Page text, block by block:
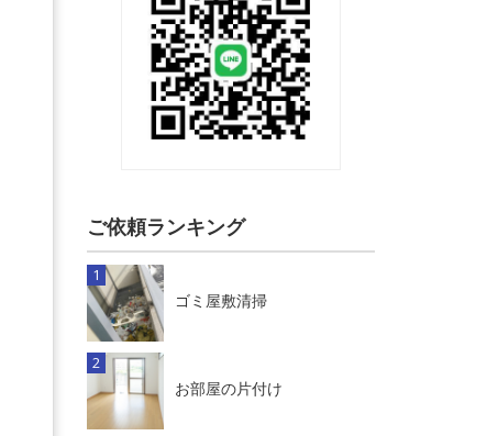
ご依頼ランキング
ゴミ屋敷清掃
お部屋の片付け